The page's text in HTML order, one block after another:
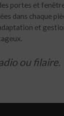
portes et
dans chaque
et
ou filaire.